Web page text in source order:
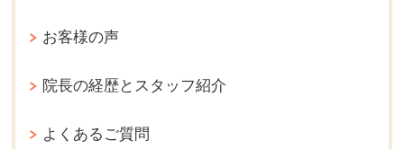
お客様の声
院長の経歴とスタッフ紹介
よくあるご質問